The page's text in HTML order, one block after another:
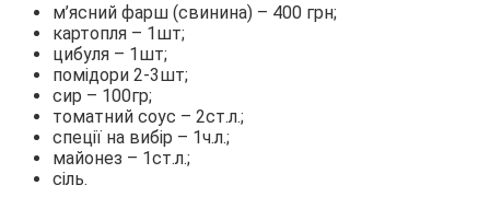
м’ясний фарш (свинина) – 400 грн;
картопля – 1шт;
цибуля – 1шт;
помідори 2-3шт;
сир – 100гр;
томатний соус – 2ст.л.;
спеції на вибір – 1ч.л.;
майонез – 1ст.л.;
сіль.